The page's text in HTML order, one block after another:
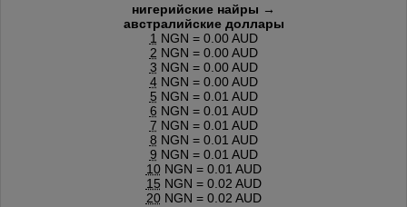
нигерийские найры →
австралийские доллары
1 NGN = 0.00 AUD
2 NGN = 0.00 AUD
3 NGN = 0.00 AUD
4NGN = 0.00 AUD
5 NGN = 0.01 AUD
6 NGN = 0.01 AUD
7 NGN = 0.01 AUD
8 NGN = 0.01 AUD
9 NGN = 0.01 AUD
10NGN = 0.01 AUD
15 NGN = 0.02 AUD
20NGN = 0.02 AUD